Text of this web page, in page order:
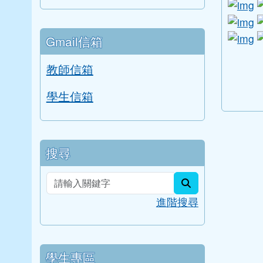
Gmail信箱
教師信箱
學生信箱
搜尋
進階搜尋
學生專區